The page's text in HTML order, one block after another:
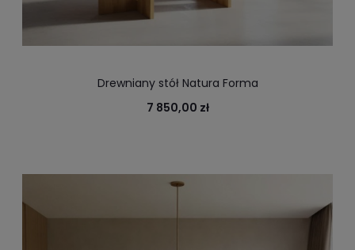
Drewniany stół Natura Forma
7 850,00 zł